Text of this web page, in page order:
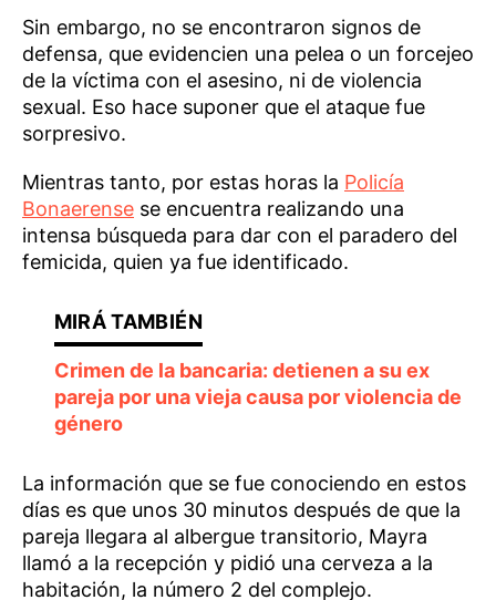
Sin embargo, no se encontraron signos de
defensa, que evidencien una pelea o un forcejeo
de la víctima con el asesino, ni de violencia
sexual. Eso hace suponer que el ataque fue
sorpresivo.
Mientras tanto, por estas horas la Policía
Bonaerense se encuentra realizando una
intensa búsqueda para dar con el paradero del
femicida, quien ya fue identificado.
Crimen de la bancaria: detienen a su ex
pareja por una vieja causa por violencia de
género
La información que se fue conociendo en estos
días es que unos 30 minutos después de que la
pareja llegara al albergue transitorio, Mayra
llamó a la recepción y pidió una cerveza a la
habitación, la número 2 del complejo.